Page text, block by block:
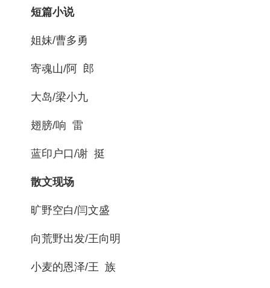
短篇小说
姐妹/曹多勇
寄魂山/阿 郎
大岛/梁小九
翅膀/响 雷
蓝印户口/谢 挺
散文现场
旷野空白/闫文盛
向荒野出发/王向明
小麦的恩泽/王 族